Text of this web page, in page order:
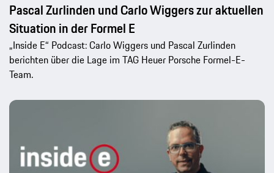
Pascal Zurlinden und Carlo Wiggers zur aktuellen
Situation in der Formel E
„Inside E“ Podcast: Carlo Wiggers und Pascal Zurlinden
berichten über die Lage im TAG Heuer Porsche Formel-E-
Team.